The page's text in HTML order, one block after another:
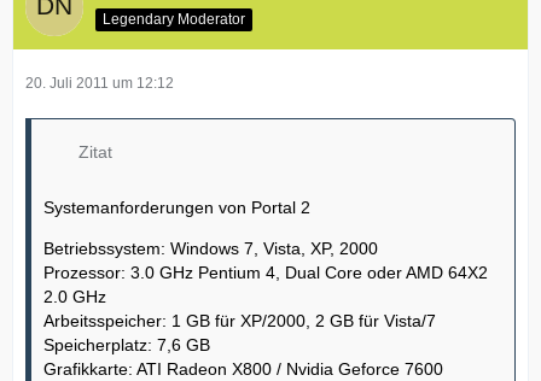
Legendary Moderator
20. Juli 2011 um 12:12
Zitat
Systemanforderungen von Portal 2
Betriebssystem: Windows 7, Vista, XP, 2000
Prozessor: 3.0 GHz Pentium 4, Dual Core oder AMD 64X2
2.0 GHz
Arbeitsspeicher: 1 GB für XP/2000, 2 GB für Vista/7
Speicherplatz: 7,6 GB
Grafikkarte: ATI Radeon X800 / Nvidia Geforce 7600